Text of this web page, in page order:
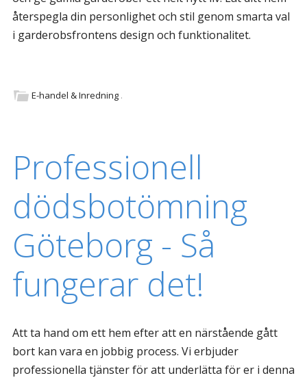
återspegla din personlighet och stil genom smarta val
i garderobsfrontens design och funktionalitet.
E-handel & Inredning.
Professionell
dödsbotömning
Göteborg - Så
fungerar det!
Att ta hand om ett hem efter att en närstående gått
bort kan vara en jobbig process. Vi erbjuder
professionella tjänster för att underlätta för er i denna